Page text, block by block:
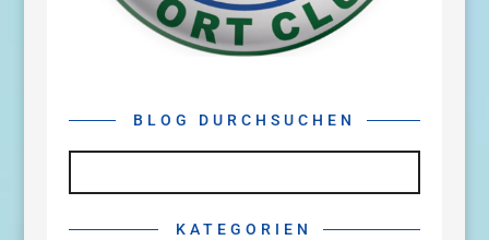
BLOG DURCHSUCHEN
KATEGORIEN